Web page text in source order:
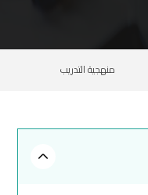
منهجية التدريب